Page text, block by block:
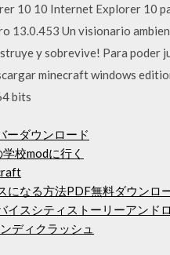
10 10 Internet Explorer 10
13.0.453 Un visionario
y sobrevive! Para poder
minecraft windows
bits
ーダウンロード
校modに行く
になる方法PDF無料ダウンロ
イスシティストーリーアンド
ディクラッシュ